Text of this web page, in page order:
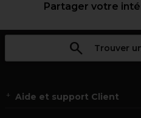
Partager votre
Trouver
Aide et support Client